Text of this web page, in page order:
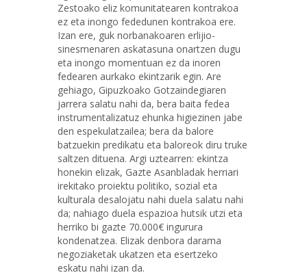
Zestoako eliz komunitatearen kontrakoa
ez eta inongo fededunen kontrakoa ere.
Izan ere, guk norbanakoaren erlijio-
sinesmenaren askatasuna onartzen dugu
eta inongo momentuan ez da inoren
fedearen aurkako ekintzarik egin. Are
gehiago, Gipuzkoako Gotzaindegiaren
jarrera salatu nahi da, bera baita fedea
instrumentalizatuz ehunka higiezinen jabe
den espekulatzailea; bera da balore
batzuekin predikatu eta baloreok diru truke
saltzen dituena. Argi uztearren: ekintza
honekin elizak, Gazte Asanbladak herriari
irekitako proiektu politiko, sozial eta
kulturala desalojatu nahi duela salatu nahi
da; nahiago duela espazioa hutsik utzi eta
herriko bi gazte 70.000€ ingurura
kondenatzea. Elizak denbora darama
negoziaketak ukatzen eta esertzeko
eskatu nahi izan da.